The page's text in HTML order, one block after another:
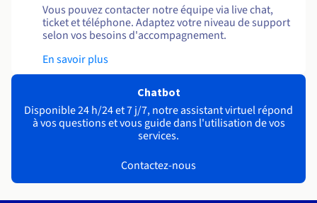
Vous pouvez contacter notre équipe via live chat,
ticket et téléphone. Adaptez votre niveau de support
selon vos besoins d'accompagnement.
En savoir plus
Chatbot
Disponible 24 h/24 et 7 j/7, notre assistant virtuel répond
à vos questions et vous guide dans l'utilisation de vos
services.
Contactez-nous